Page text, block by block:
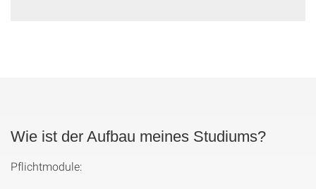
Wie ist der Aufbau meines Studiums?
Pflichtmodule: